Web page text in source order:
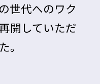
世代へのワク
開していただ
。